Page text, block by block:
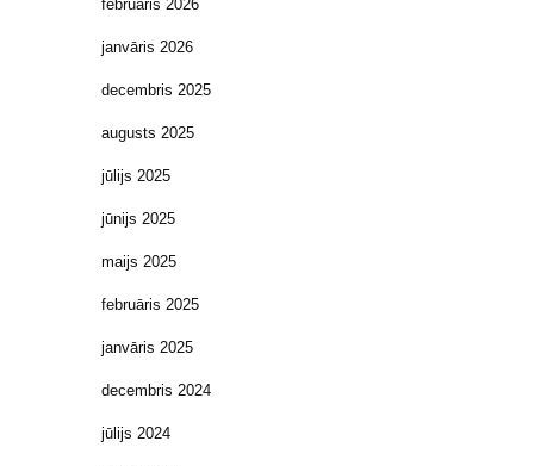
februāris 2026
janvāris 2026
decembris 2025
augusts 2025
jūlijs 2025
jūnijs 2025
maijs 2025
februāris 2025
janvāris 2025
decembris 2024
jūlijs 2024